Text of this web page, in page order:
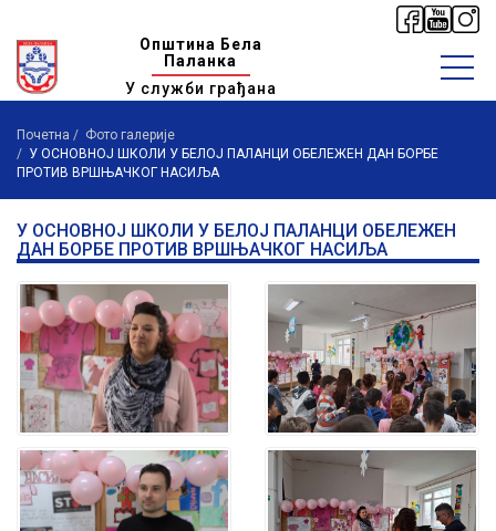
Општина Бела
Паланка
У служби грађана
Почетна
Фото галерије
У ОСНОВНОЈ ШКОЛИ У БЕЛОЈ ПАЛАНЦИ ОБЕЛЕЖЕН ДАН БОРБЕ
ПРОТИВ ВРШЊАЧКОГ НАСИЉА
У ОСНОВНОЈ ШКОЛИ У БЕЛОЈ ПАЛАНЦИ ОБЕЛЕЖЕН
ДАН БОРБЕ ПРОТИВ ВРШЊАЧКОГ НАСИЉА